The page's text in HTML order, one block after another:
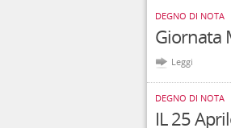
DEGNO DI NOTA
Giornata
Leggi
DEGNO DI NOTA
IL 25